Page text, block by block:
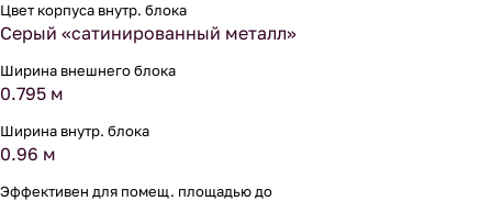
Цвет корпуса внутр. блока
Серый «сатинированный металл»
Ширина внешнего блока
0.795 м
Ширина внутр. блока
0.96 м
Эффективен для помещ. площадью до